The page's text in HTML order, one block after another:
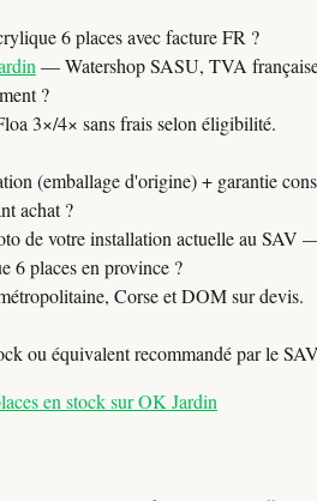
6 places avec facture FR ?
— Watershop SASU, TVA
?
3×/4× sans frais selon éligibilité.
(emballage d'origine) + garantie
achat ?
de votre installation actuelle au SAV
6 places en province ?
Corse et DOM sur devis.
ou équivalent recommandé par le
en stock sur OK Jardin